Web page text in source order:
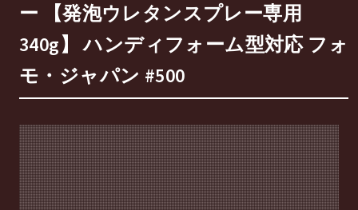
ー 【発泡ウレタンスプレー専用
340g】 ハンディフォーム型対応 フォ
モ・ジャパン #500